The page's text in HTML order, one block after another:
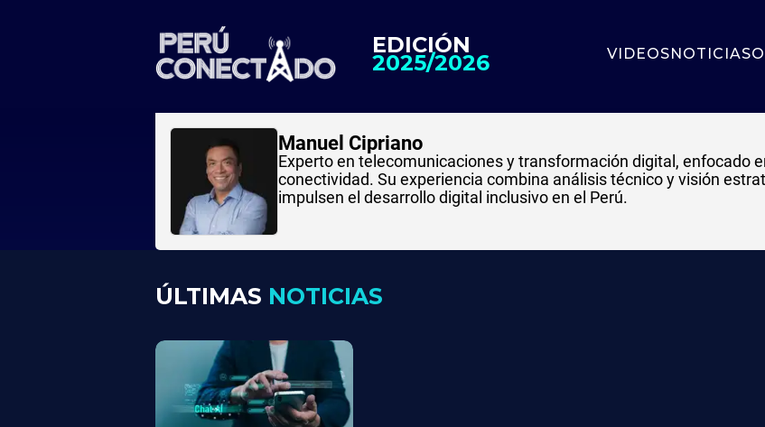
EDICIÓN
2025/2026 VIDEOSNOTICIAS
Manuel Cipriano
Experto en telecomunicaciones y transformación digital, enfocado
conectividad. Su experiencia combina análisis técnico y visión
impulsen el desarrollo digital inclusivo en el Perú.
ÚLTIMAS NOTICIAS